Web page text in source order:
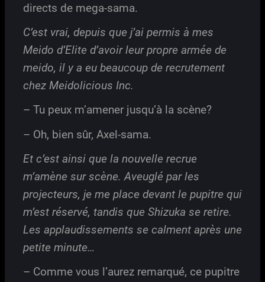
directs de mega-sama.
C’est vrai, depuis que j’ai permis à mes
Meido d’Elite d’avoir leur propre armée de
meido, il y a eu beaucoup de recrutement
chez Meidolicious Inc.
– Tu peux m’amener jusqu’à la scène?
– Oh, bien sûr, Axel-sama.
Et c’est ainsi que la nouvelle recrue
m’amène sur scène. Aveuglé par les
projecteurs, je me place devant le pupitre qui
m’est réservé, tandis que Shizuka se retire.
Les applaudissements se calment après une
petite minute…
– Comme vous l’aurez remarqué, ce pupitre